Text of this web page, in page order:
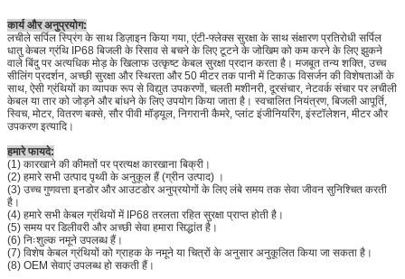
कार्य और अनुप्रयोग:
लचीले सर्पिल स्प्रिंग के साथ डिज़ाइन किया गया, एंटी-फ्लेक्स सुरक्षा के साथ संक्षारण प्रतिरोधी सर्पिल
धातु केबल ग्रंथि IP68 बिजली के रिसाव से बचने के लिए टूटने के जोखिम को कम करने के लिए झुकने
वाले बिंदु पर अत्यधिक मोड़ के खिलाफ उत्कृष्ट केबल सुरक्षा प्रदान करता है। मजबूत तन्य शक्ति, उच्च
सीलिंग प्रदर्शन, अच्छी सुरक्षा और स्थिरता और 50 मीटर तक पानी में टिकाऊ विसर्जन की विशेषताओं के
साथ, ऐसी ग्रंथियों का व्यापक रूप से विद्युत उपकरणों, चलती मशीनरी, दूरसंचार, नेटवर्क संचार पर लचीली
केबल या तार को जोड़ने और बांधने के लिए उपयोग किया जाता है। स्वचालित नियंत्रण, बिजली आपूर्ति,
स्विच, मोटर, वितरण बक्से, सौर पीवी मॉड्यूल, निगरानी कैमरे, प्लांट इंजीनियरिंग, इंस्टॉलेशन, मीटर और
उपकरण इत्यादि।
हमारे फायदे:
(1) कारखाने की कीमतों पर प्रत्यक्ष कारखाना बिक्री।
(2) हमारे सभी उत्पाद पृथ्वी के अनुकूल हैं (ग्रीन उत्पाद) ।
(3) उच्च गुणवत्ता इनडोर और आउटडोर अनुप्रयोगों के लिए लंबे समय तक सेवा जीवन सुनिश्चित करती
है।
(4) हमारे सभी केबल ग्रंथियों में IP68 तरलता रहित सुरक्षा प्राप्त होती है।
(5) समय पर डिलीवरी और अच्छी सेवा हमारा सिद्धांत है।
(6) निःशुल्क नमूने उपलब्ध हैं।
(7) विशेष केबल ग्रंथियों को ग्राहक के नमूने या चित्रों के अनुसार अनुकूलित किया जा सकता है।
(8) OEM सेवाएं उपलब्ध हो सकती हैं।